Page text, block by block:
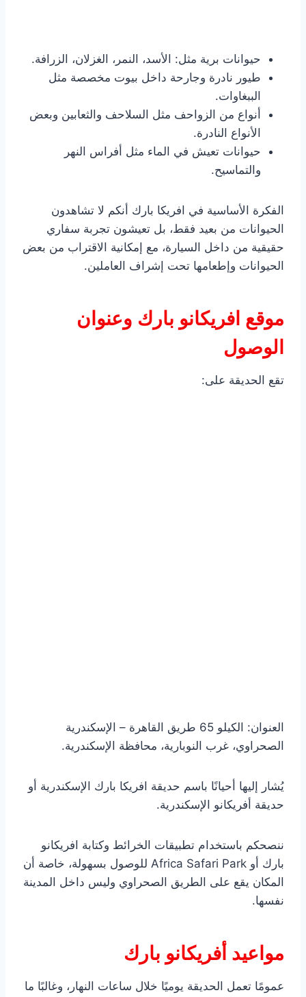
حيوانات برية مثل: الأسد، النمر، الغزلان، الزرافة.
طيور نادرة وجارحة داخل بيوت مخصصة مثل
الببغاوات.
أنواع من الزواحف مثل السلاحف والثعابين وبعض
الأنواع النادرة.
حيوانات تعيش في الماء مثل أفراس النهر
والتماسيح.
الفكرة الأساسية في افريكا بارك أنكم لا تشاهدون
الحيوانات من بعيد فقط، بل تعيشون تجربة سفاري
حقيقية من داخل السيارة، مع إمكانية الاقتراب من بعض
الحيوانات وإطعامها تحت إشراف العاملين.
موقع افريكانو بارك وعنوان
الوصول
تقع الحديقة على:
العنوان: الكيلو 65 طريق القاهرة – الإسكندرية
الصحراوي، غرب النوبارية، محافظة الإسكندرية.
يُشار إليها أحيانًا باسم حديقة افريكا بارك الإسكندرية أو
حديقة أفريكانو الإسكندرية.
ننصحكم باستخدام تطبيقات الخرائط وكتابة افريكانو
بارك أو Africa Safari Park للوصول بسهولة، خاصة أن
المكان يقع على الطريق الصحراوي وليس داخل المدينة
نفسها.
مواعيد أفريكانو بارك
عمومًا تعمل الحديقة يوميًا خلال ساعات النهار، وغالبًا ما